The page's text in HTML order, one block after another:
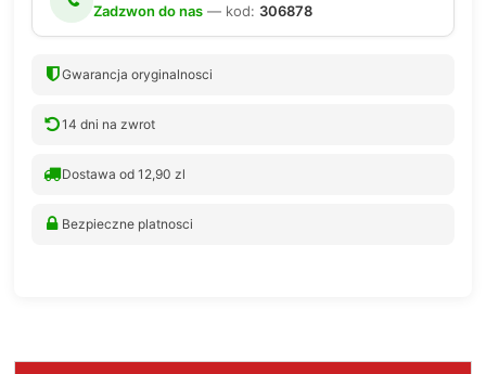
Zadzwon do nas — kod: 306878
Gwarancja oryginalnosci
14 dni na zwrot
Dostawa od 12,90 zl
Bezpieczne platnosci